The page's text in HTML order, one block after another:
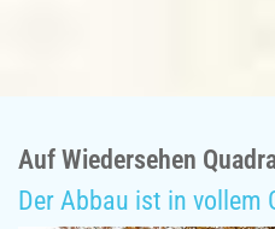
Auf Wiedersehen
Der Abbau ist in vollem